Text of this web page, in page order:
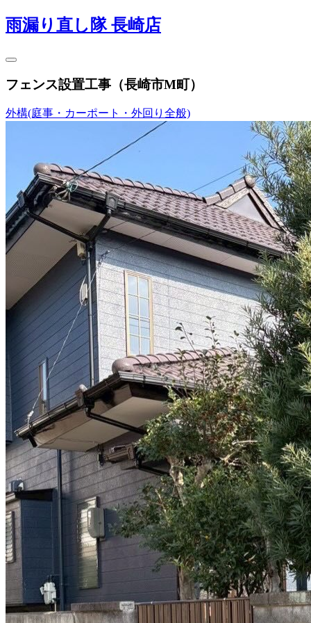
雨漏り直し隊 長崎店
フェンス設置工事（長崎市M町）
外構(庭事・カーポート・外回り全般)